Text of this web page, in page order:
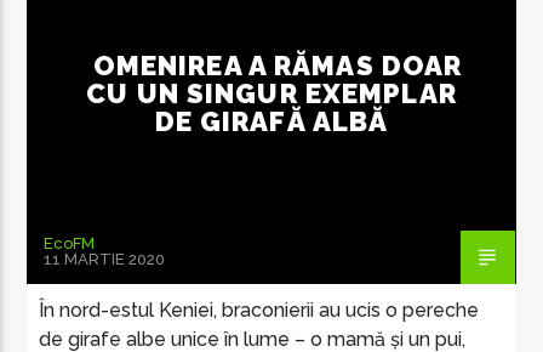
OMENIREA A RĂMAS DOAR
CU UN SINGUR EXEMPLAR
DE GIRAFĂ ALBĂ
EcoFM
11 MARTIE 2020
În nord-estul Keniei, braconierii au ucis o pereche
de girafe albe unice în lume – o mamă și un pui,